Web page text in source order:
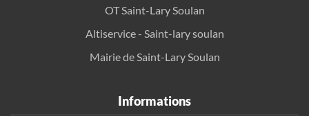
OT Saint-Lary Soulan
Altiservice - Saint-lary soulan
Mairie de Saint-Lary Soulan
Informations